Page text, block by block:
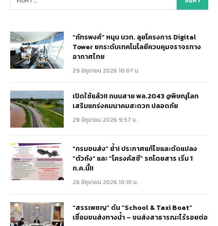
“ภัทรพงศ์” หนุน บวท. ลุยโครงการ Digital
Tower ยกระดับเทคโนโลยีควบคุมจราจรทาง
อากาศไทย
29 มิถุนายน 2026 10:07 น.
เปิดใช้แล้ว!! ถนนสาย พล.2043 @พิษณุโลก
เสริมแกร่งคมนาคมสะดวก ปลอดภัย
29 มิถุนายน 2026 9:57 น.
“กรมขนส่ง” ย้ำ! ประกาศแก้ไขและดัดแปลง
“ตัวถัง” และ “โครงคัสซี” รถโดยสาร เริ่ม 1
ก.ค.นี้!!
26 มิถุนายน 2026 10:10 น.
“สรรเพชญ” ดัน “School & Taxi Boat”
เชื่อมขนส่งทางน้ำ – ขนส่งสาธารณะไร้รอยต่อ